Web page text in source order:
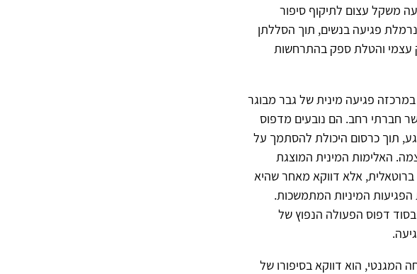
משקל עצום לתיקוף סיפור
פגיעה בנשים, תוך הסללתן
עצמי והטלת ספק בהתרחשות
פגיעה מינית של גבר מבוגר
חברתי רחב. הם נובעים מדפוס
תוך כרסום היכולת להסתמך על
האלימות המינית המוצגת
אלא דווקא מאחר שהיא
המיניות המתמשכות.
דפוס הפעולה הנפוץ של
המגנטי, הוא דווקא בסיפורו של